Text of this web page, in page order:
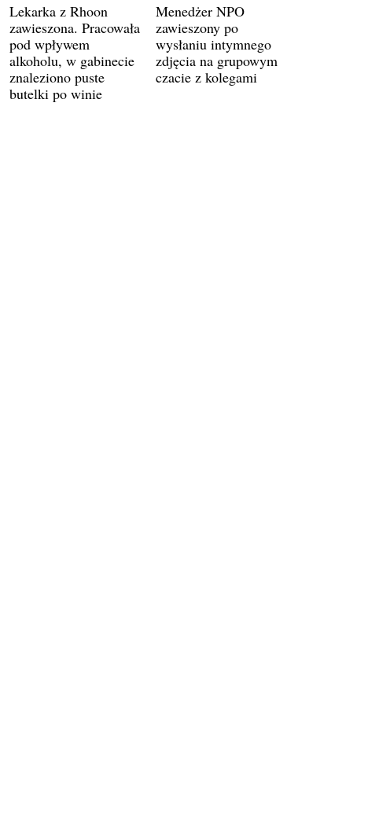
Lekarka z Rhoon
zawieszona. Pracowała
pod wpływem
alkoholu, w gabinecie
znaleziono puste
butelki po winie
Menedżer NPO
zawieszony po
wysłaniu intymnego
zdjęcia na grupowym
czacie z kolegami